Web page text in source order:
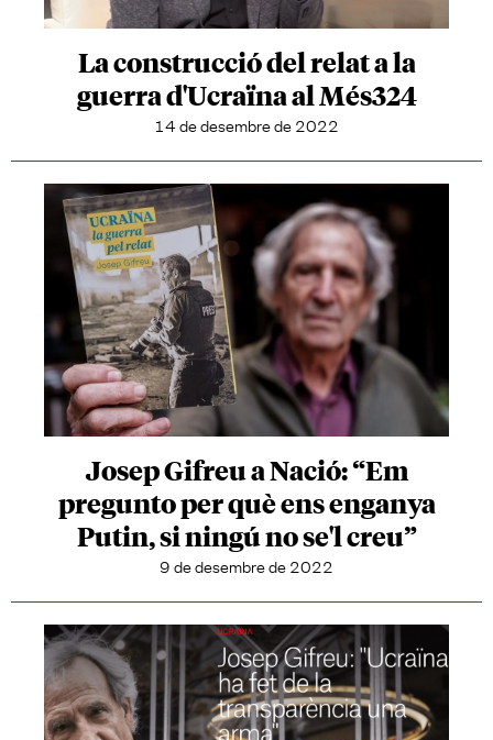
La construcció del relat a la
guerra d'Ucraïna al Més324
14 de desembre de 2022
Josep Gifreu a Nació: “Em
pregunto per què ens enganya
Putin, si ningú no se'l creu”
9 de desembre de 2022